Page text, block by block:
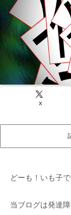
X
どーも！いも子で
当ブログは発達